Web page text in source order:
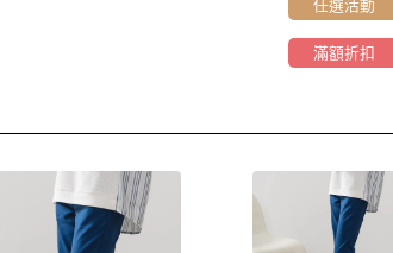
任選活動
滿額折扣